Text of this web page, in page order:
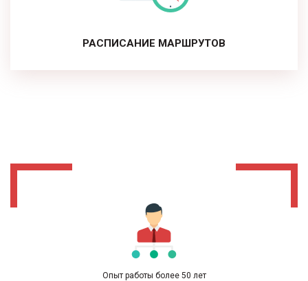
РАСПИСАНИЕ МАРШРУТОВ
Опыт работы более 50 лет